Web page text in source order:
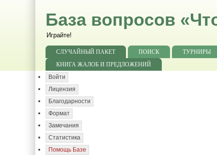
База вопросов
Играйте!
СЛУЧАЙНЫЙ ПАКЕТ ПОИСК
ТУРНИРЫ
КНИГА ЖАЛОБ И ПРЕДЛОЖЕНИЙ
Войти
Лицензия
Благодарности
Формат
Замечания
Статистика
Помощь Базе